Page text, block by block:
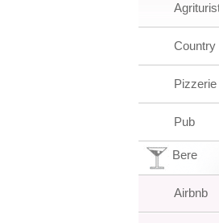
Country
Pizzerie
Pub
Bere
Airbnb